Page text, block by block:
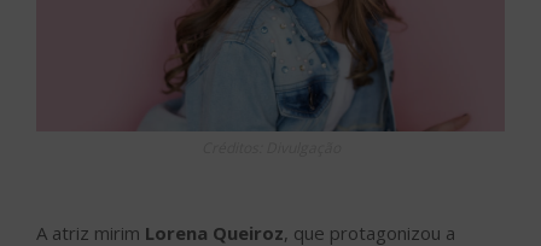
A atriz mirim Lorena Queiroz, que protagonizou a